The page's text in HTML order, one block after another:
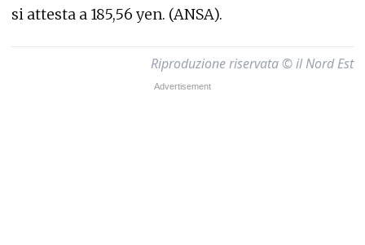
si attesta a 185,56 yen. (ANSA).
Riproduzione riservata © il Nord Est